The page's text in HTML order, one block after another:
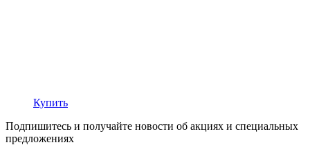
Купить
Подпишитесь и получайте новости об акциях и специальных
предложениях